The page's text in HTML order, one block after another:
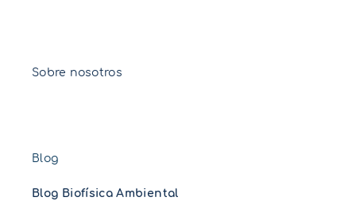
Sobre nosotros
Blog
Blog Biofísica Ambiental